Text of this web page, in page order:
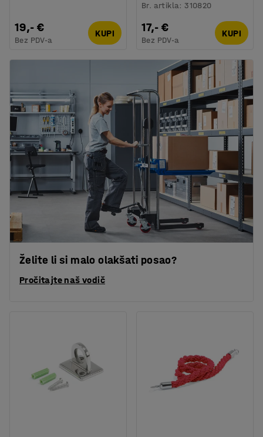
19,- €
Bez PDV-a
KUPI
Br. artikla:310820
17,- €
Bez PDV-a
KUPI
Želite li si malo olakšati posao?
Pročitajte naš vodič